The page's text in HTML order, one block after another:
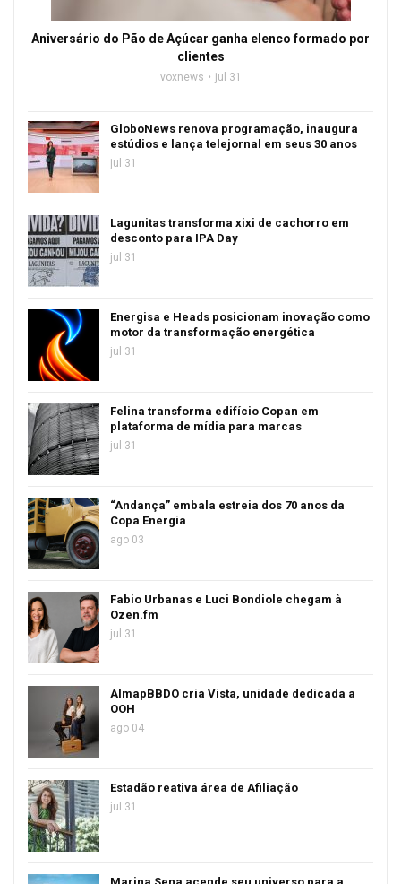
Aniversário do Pão de Açúcar ganha elenco formado por
clientes
voxnews jul 31
GloboNews renova programação, inaugura
estúdios e lança telejornal em seus 30 anos
jul 31
Lagunitas transforma xixi de cachorro em
desconto para IPA Day
jul 31
Energisa e Heads posicionam inovação como
motor da transformação energética
jul 31
Felina transforma edifício Copan em
plataforma de mídia para marcas
jul 31
“Andança” embala estreia dos 70 anos da
Copa Energia
ago 03
Fabio Urbanas e Luci Bondiole chegam à
Ozen.fm
jul 31
AlmapBBDO cria Vista, unidade dedicada a
OOH
ago 04
Estadão reativa área de Afiliação
jul 31